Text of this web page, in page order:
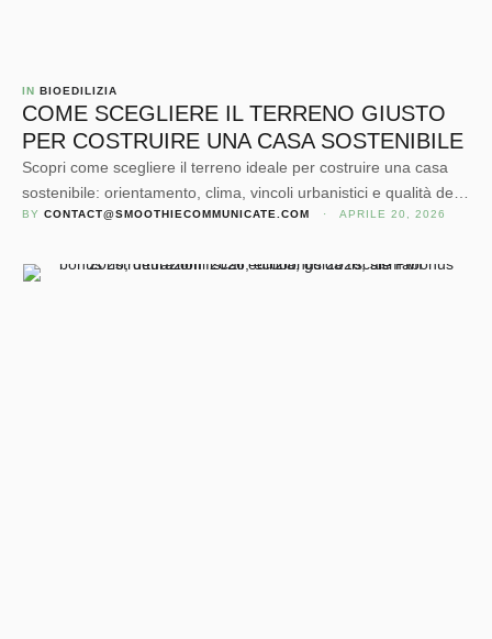
IN BIOEDILIZIA
COME SCEGLIERE IL TERRENO GIUSTO
PER COSTRUIRE UNA CASA SOSTENIBILE
Scopri come scegliere il terreno ideale per costruire una casa
sostenibile: orientamento, clima, vincoli urbanistici e qualità del
suolo.
BY CONTACT@SMOOTHIECOMMUNICATE.COM · APRILE 20, 2026